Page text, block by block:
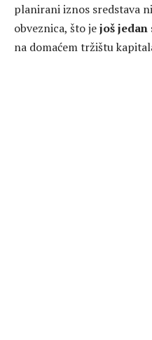
planirani iznos sredstava
obveznica, što jejoš
na domaćem tržištu